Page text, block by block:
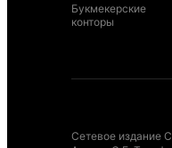
Букмекерские
конторы
Сетевое издание